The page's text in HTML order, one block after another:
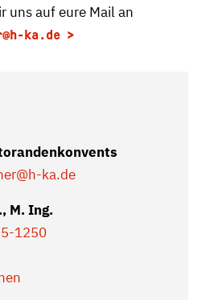
uns auf eure Mail an
@h-ka.de
@h-ka.de
M. Ing.
1250